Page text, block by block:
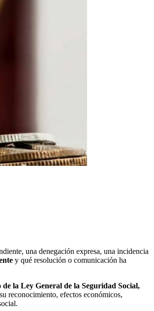
una denegación expresa, una incidencia
y qué resolución o comunicación ha
la Ley General de la Seguridad Social,
reconocimiento, efectos económicos,